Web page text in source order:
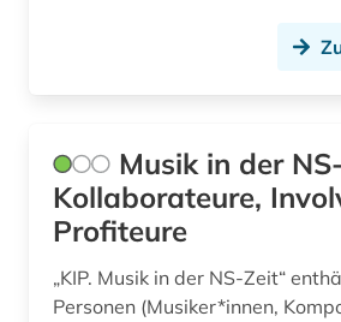
Musik in der
Kollaborateure,
Profiteure
„KIP. Musik in der NS-Zeit“
Personen (Musiker*innen,